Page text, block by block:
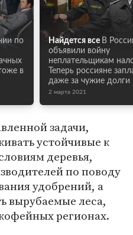
по
в
Найдется все В
объявили войну
неплательщикам
Теперь россияне
даже за чужие долги
2 марта 2021
задачи,
устойчивые к
деревья,
по поводу
удобрений, а
вырубаемые леса,
регионах.